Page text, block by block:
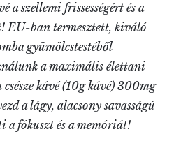
szellemi frissességért és a
EU-ban termesztett, kiváló
gyümölcstestéből
a maximális élettani
kávé (10g kávé) 300mg
a lágy, alacsony savasságú
a fókuszt és a memóriát!